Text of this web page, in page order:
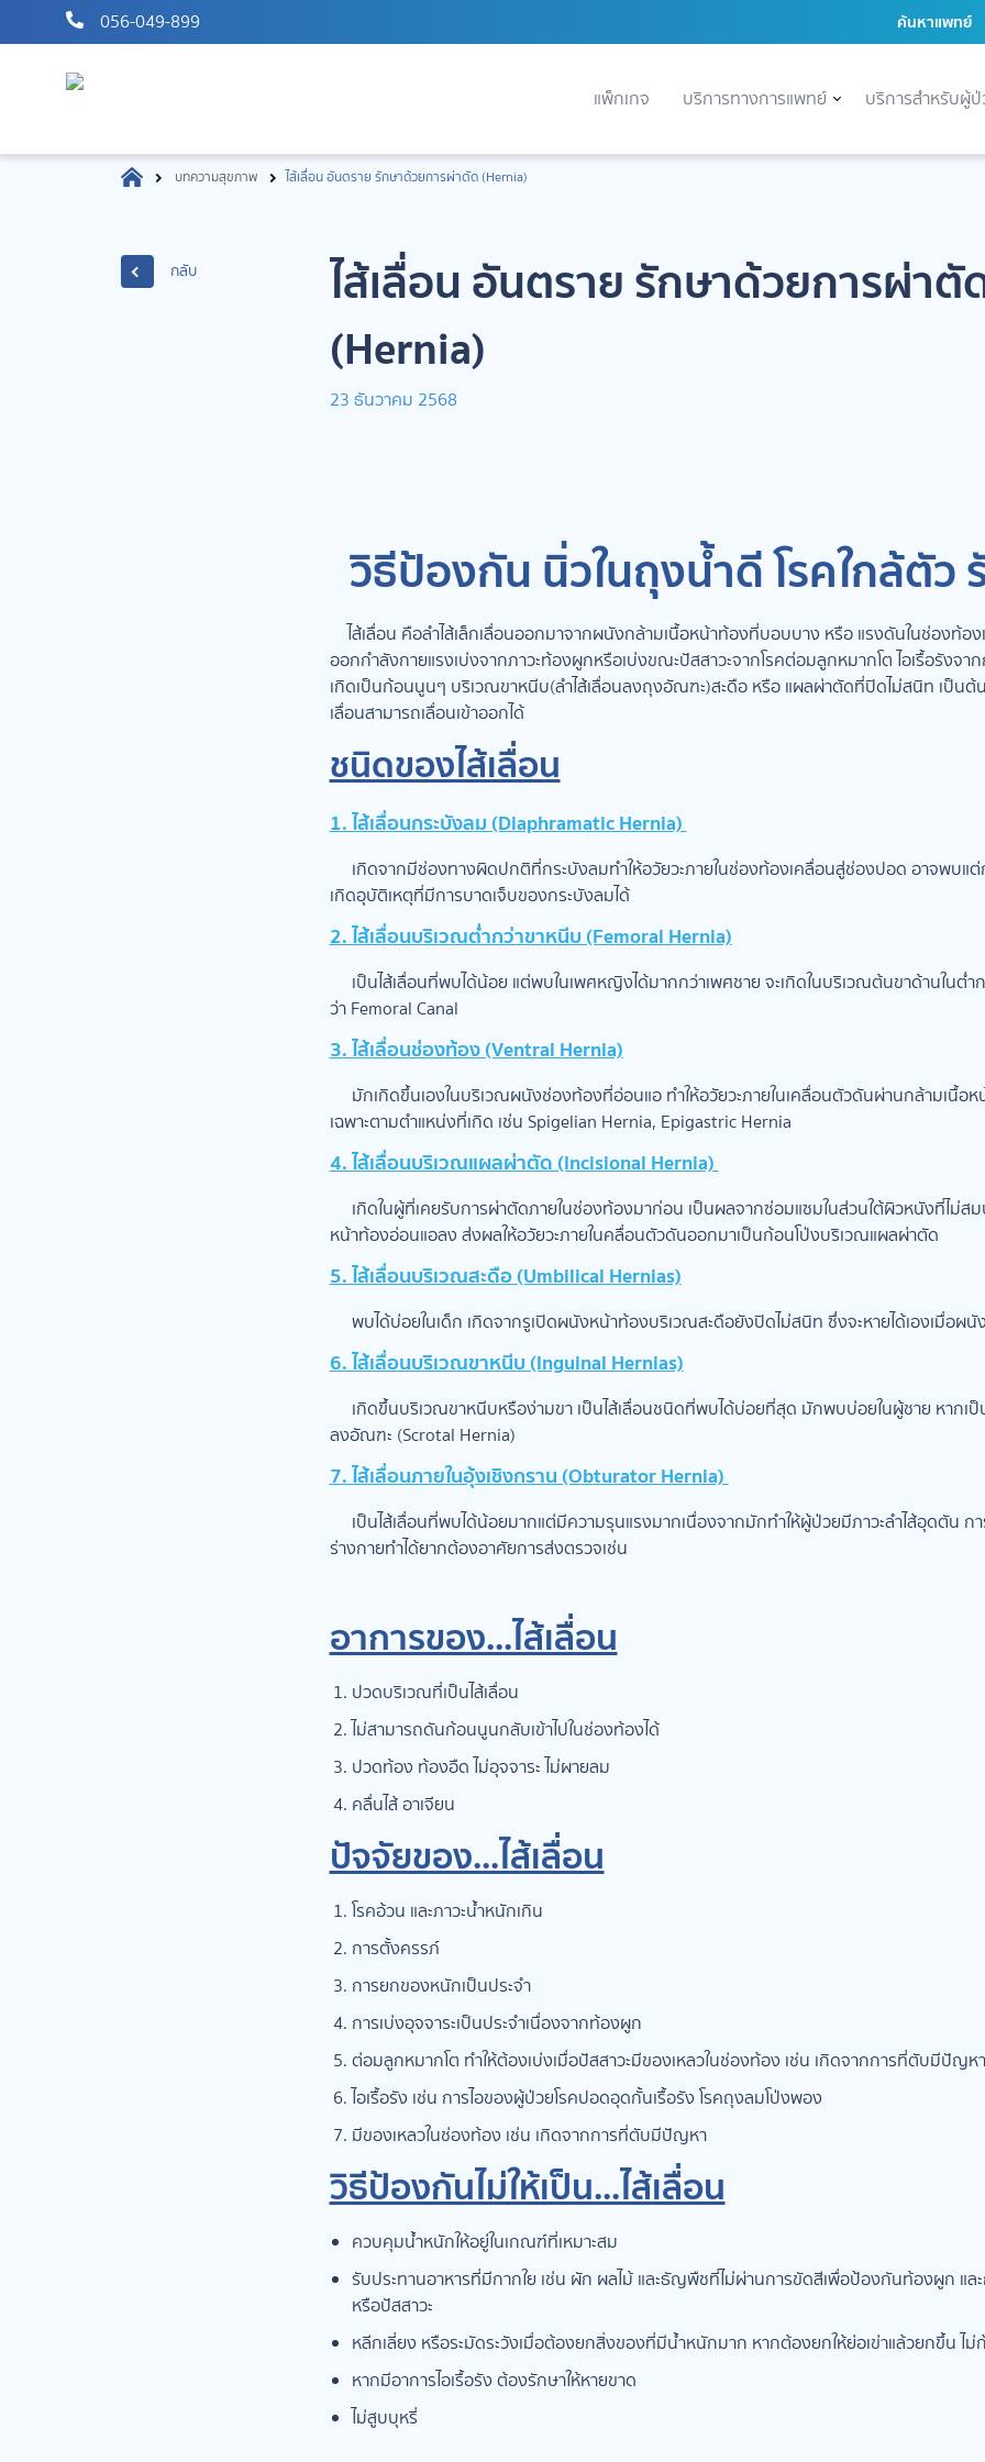
056-049-899 ค้นหาแพทย์
แพ็กเกจ บริการทางการแพทย์ บริการสำหรับผู้ป่
บทความสุขภาพ ไส้เลื่อน อันตราย รักษาด้วยการผ่าตัด (Hernia)
กลับ
ไส้เลื่อน อันตราย รักษาด้วยการผ่าตั
(Hernia)
23 ธันวาคม 2568
วิธีป้องกัน นิ่วในถุงน้ำดี โรคใกล้ตัว
ไส้เลื่อน คือลำไส้เล็กเลื่อนออกมาจากผนังกล้ามเนื้อหน้าท้องที่บอบบาง หรือ แรงดันในช่องท้อ
ออกกำลังกายแรงเบ่งจากภาวะท้องผูกหรือเบ่งขณะปัสสาวะจากโรคต่อมลูกหมากโต ไอเรื้อรังจ
เกิดเป็นก้อนนูนๆ บริเวณขาหนีบ(ลำไส้เลื่อนลงถุงอัณฑะ)สะดือ หรือ แผลผ่าตัดที่ปิดไม่สนิท เป็น
เลื่อนสามารถเลื่อนเข้าออกได้
ชนิดของไส้เลื่อน
1. ไส้เลื่อนกระบังลม (Diaphramatic Hernia)
เกิดจากมีช่องทางผิดปกติที่กระบังลมทำให้อวัยวะภายในช่องท้องเคลื่อนสู่ช่องปอด อาจพบแต่
เกิดอุบัติเหตุที่มีการบาดเจ็บของกระบังลมได้
2. ไส้เลื่อนบริเวณต่ำกว่าขาหนีบ (Femoral Hernia)
เป็นไส้เลื่อนที่พบได้น้อย แต่พบในเพศหญิงได้มากกว่าเพศชาย จะเกิดในบริเวณต้นขาด้านในต่ำ
ว่า Femoral Canal
3. ไส้เลื่อนช่องท้อง (Ventral Hernia)
มักเกิดขึ้นเองในบริเวณผนังช่องท้องที่อ่อนแอ ทำให้อวัยวะภายในเคลื่อนตัวดันผ่านกล้ามเนื้อห
เฉพาะตามตำแหน่งที่เกิด เช่น Spigelian Hernia, Epigastric Hernia
4. ไส้เลื่อนบริเวณแผลผ่าตัด (Incisional Hernia)
เกิดในผู้ที่เคยรับการผ่าตัดภายในช่องท้องมาก่อน เป็นผลจากซ่อมแซมในส่วนใต้ผิวหนังที่ไม่ส
หน้าท้องอ่อนแอลง ส่งผลให้อวัยวะภายในคลื่อนตัวดันออกมาเป็นก้อนโป่งบริเวณแผลผ่าตัด
5. ไส้เลื่อนบริเวณสะดือ (Umbilical Hernias)
พบได้บ่อยในเด็ก เกิดจากรูเปิดผนังหน้าท้องบริเวณสะดือยังปิดไม่สนิท ซึ่งจะหายได้เองเมื่อผ
6. ไส้เลื่อนบริเวณขาหนีบ (Inguinal Hernias)
เกิดขึ้นบริเวณขาหนีบหรือง่ามขา เป็นไส้เลื่อนชนิดที่พบได้บ่อยที่สุด มักพบบ่อยในผู้ชาย หากเป็
ลงอัณฑะ (Scrotal Hernia)
7. ไส้เลื่อนภายในอุ้งเชิงกราน (Obturator Hernia)
เป็นไส้เลื่อนที่พบได้น้อยมากแต่มีความรุนแรงมากเนื่องจากมักทำให้ผู้ป่วยมีภาวะลำไส้อุดตัน ก
ร่างกายทำได้ยากต้องอาศัยการส่งตรวจเช่น
อาการของ...ไส้เลื่อน
ปวดบริเวณที่เป็นไส้เลื่อน
ไม่สามารถดันก้อนนูนกลับเข้าไปในช่องท้องได้
ปวดท้อง ท้องอืด ไม่อุจจาระ ไม่ผายลม
คลื่นไส้ อาเจียน
ปัจจัยของ...ไส้เลื่อน
โรคอ้วน และภาวะน้ำหนักเกิน
การตั้งครรภ์
การยกของหนักเป็นประจำ
การเบ่งอุจจาระเป็นประจำเนื่องจากท้องผูก
ต่อมลูกหมากโต ทำให้ต้องเบ่งเมื่อปัสสาวะมีของเหลวในช่องท้อง เช่น เกิดจากการที่ตับมีปัญหา
ไอเรื้อรัง เช่น การไอของผู้ป่วยโรคปอดอุดกั้นเรื้อรัง โรคถุงลมโป่งพอง
มีของเหลวในช่องท้อง เช่น เกิดจากการที่ตับมีปัญหา
วิธีป้องกันไม่ให้เป็น...ไส้เลื่อน
ควบคุมน้ำหนักให้อยู่ในเกณฑ์ที่เหมาะสม
รับประทานอาหารที่มีกากใย เช่น ผัก ผลไม้ และธัญพืชที่ไม่ผ่านการขัดสีเพื่อป้องกันท้องผูก และ
หรือปัสสาวะ
หลีกเลี่ยง หรือระมัดระวังเมื่อต้องยกสิ่งของที่มีน้ำหนักมาก หากต้องยกให้ย่อเข่าแล้วยกขึ้น ไ
หากมีอาการไอเรื้อรัง ต้องรักษาให้หายขาด
ไม่สูบบุหรี่